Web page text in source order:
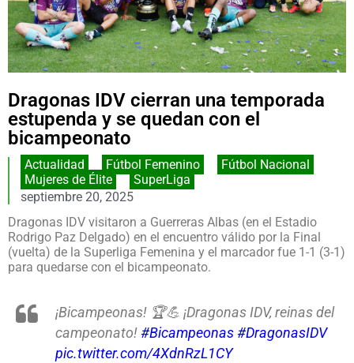
Dragonas IDV cierran una temporada
estupenda y se quedan con el
bicampeonato
Actualidad Fútbol Femenino Fútbol Nacional
Mujeres de Élite
SuperLiga
septiembre 20, 2025
Dragonas IDV visitaron a Guerreras Albas (en el Estadio
Rodrigo Paz Delgado) en el encuentro válido por la Final
(vuelta) de la Superliga Femenina y el marcador fue 1-1 (3-1)
para quedarse con el bicampeonato.
¡Bicampeonas! 🏆💪 ¡Dragonas IDV, reinas del
campeonato!#Bicampeonas#DragonasIDV
pic.twitter.com/4XdnRzL1CY